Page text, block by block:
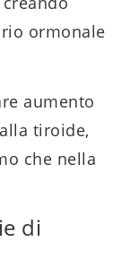
ormonale
aumento
tiroide,
che nella
di